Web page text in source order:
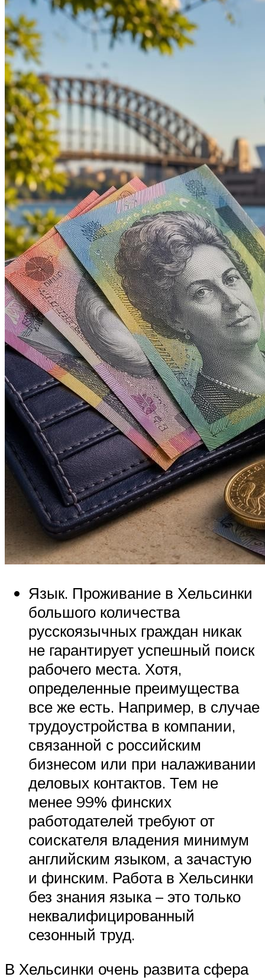
Язык. Проживание в Хельсинки
большого количества
русскоязычных граждан никак
не гарантирует успешный поиск
рабочего места. Хотя,
определенные преимущества
все же есть. Например, в случае
трудоустройства в компании,
связанной с российским
бизнесом или при налаживании
деловых контактов. Тем не
менее 99% финских
работодателей требуют от
соискателя владения минимум
английским языком, а зачастую
и финским. Работа в Хельсинки
без знания языка – это только
неквалифицированный
сезонный труд.
В Хельсинки очень развита сфера